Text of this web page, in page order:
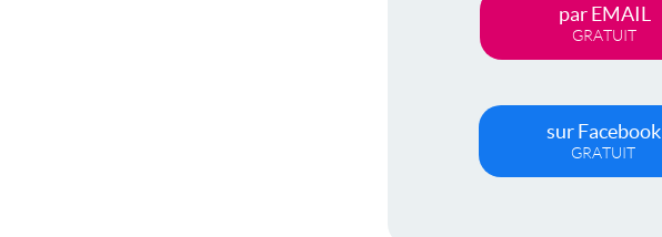
par EMAIL
GRATUIT
sur Facebook
GRATUIT